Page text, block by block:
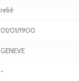
relié
01/01/1900
GENEVE
-